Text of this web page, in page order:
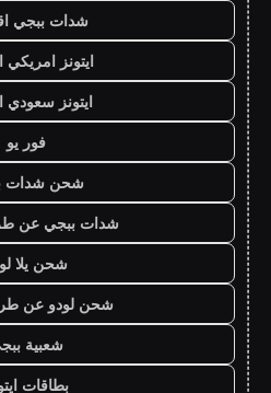
شدات ببجي
ايتونز
ايتونز
فور يو
شحن شدات
شدات ببجي عن
شحن يلا
شحن لودو عن
شعبية
بطاقات